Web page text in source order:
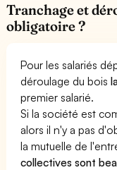
Tranchage et
obligatoire ?
Pour les salariés
déroulage du bois
premier salarié.
Si la société est
alors il n'y a pas
la mutuelle de
collectives sont